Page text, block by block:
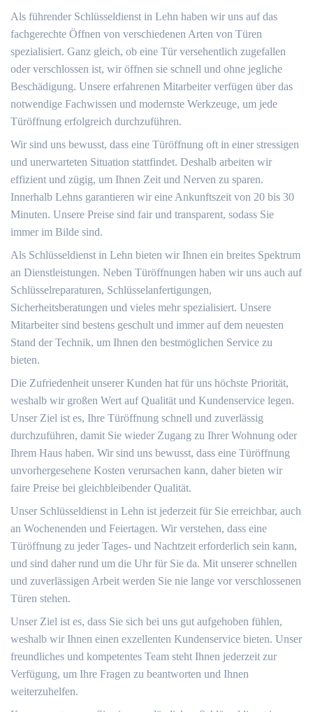
Als führender Schlüsseldienst in Lehn haben wir uns auf das
fachgerechte Öffnen von verschiedenen Arten von Türen
spezialisiert. Ganz gleich, ob eine Tür versehentlich zugefallen
oder verschlossen ist, wir öffnen sie schnell und ohne jegliche
Beschädigung. Unsere erfahrenen Mitarbeiter verfügen über das
notwendige Fachwissen und modernste Werkzeuge, um jede
Türöffnung erfolgreich durchzuführen.
Wir sind uns bewusst, dass eine Türöffnung oft in einer stressigen
und unerwarteten Situation stattfindet. Deshalb arbeiten wir
effizient und zügig, um Ihnen Zeit und Nerven zu sparen.
Innerhalb Lehns garantieren wir eine Ankunftszeit von 20 bis 30
Minuten. Unsere Preise sind fair und transparent, sodass Sie
immer im Bilde sind.
Als Schlüsseldienst in Lehn bieten wir Ihnen ein breites Spektrum
an Dienstleistungen. Neben Türöffnungen haben wir uns auch auf
Schlüsselreparaturen, Schlüsselanfertigungen,
Sicherheitsberatungen und vieles mehr spezialisiert. Unsere
Mitarbeiter sind bestens geschult und immer auf dem neuesten
Stand der Technik, um Ihnen den bestmöglichen Service zu
bieten.
Die Zufriedenheit unserer Kunden hat für uns höchste Priorität,
weshalb wir großen Wert auf Qualität und Kundenservice legen.
Unser Ziel ist es, Ihre Türöffnung schnell und zuverlässig
durchzuführen, damit Sie wieder Zugang zu Ihrer Wohnung oder
Ihrem Haus haben. Wir sind uns bewusst, dass eine Türöffnung
unvorhergesehene Kosten verursachen kann, daher bieten wir
faire Preise bei gleichbleibender Qualität.
Unser Schlüsseldienst in Lehn ist jederzeit für Sie erreichbar, auch
an Wochenenden und Feiertagen. Wir verstehen, dass eine
Türöffnung zu jeder Tages- und Nachtzeit erforderlich sein kann,
und sind daher rund um die Uhr für Sie da. Mit unserer schnellen
und zuverlässigen Arbeit werden Sie nie lange vor verschlossenen
Türen stehen.
Unser Ziel ist es, dass Sie sich bei uns gut aufgehoben fühlen,
weshalb wir Ihnen einen exzellenten Kundenservice bieten. Unser
freundliches und kompetentes Team steht Ihnen jederzeit zur
Verfügung, um Ihre Fragen zu beantworten und Ihnen
weiterzuhelfen.